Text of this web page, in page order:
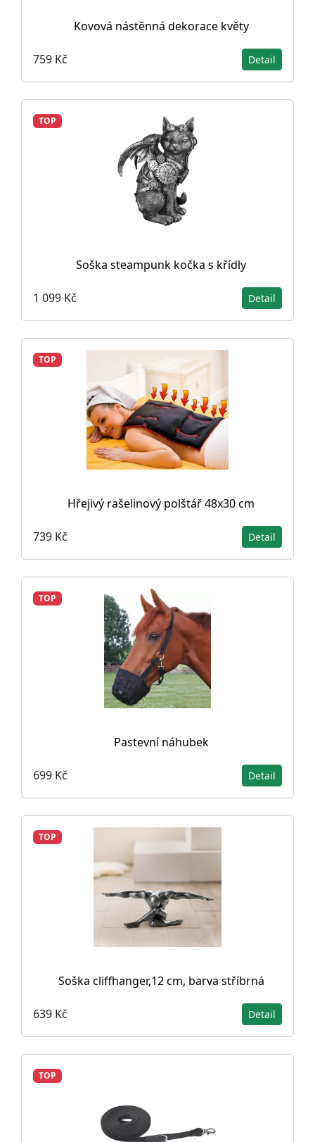
Kovová nástěnná dekorace květy
759 Kč Detail
TOP
Soška steampunk kočka s křídly
1 099 Kč Detail
TOP
Hřejivý rašelinový polštář 48x30 cm
739 Kč Detail
TOP
Pastevní náhubek
699 Kč Detail
TOP
Soška cliffhanger,12 cm, barva stříbrná
639 Kč Detail
TOP